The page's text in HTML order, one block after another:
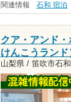
関連情報 石和 宿泊
クア・アンド
けんこうランド
山梨県 / 笛吹市石